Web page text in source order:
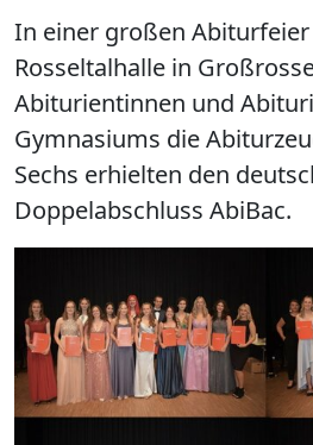
In einer großen
Rosseltalhalle in
Abiturientinnen und
Gymnasiums die
Sechs erhielten den
Doppelabschluss AbiBac.